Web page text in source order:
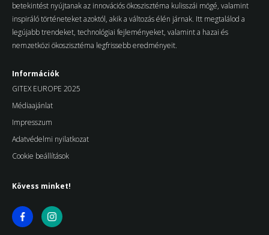
betekintést nyújtanak az innovációs ökoszisztéma kulisszái mögé, valamint
inspiráló történeteket azoktól, akik a változás élén járnak. Itt megtalálod a
legújabb trendeket, technológiai fejleményeket, valamint a hazai és
nemzetközi ökoszisztéma legfrissebb eredményeit.
Információk
GITEX EUROPE 2025
Médiaajánlat
Impresszum
Adatvédelmi nyilatkozat
Cookie beállítások
Kövess minket!